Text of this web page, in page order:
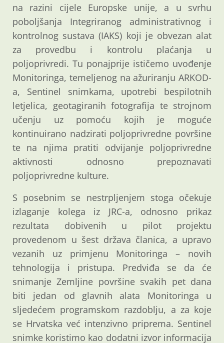
na razini cijele Europske unije, a u svrhu
poboljšanja Integriranog administrativnog i
kontrolnog sustava (IAKS) koji je obvezan alat
za provedbu i kontrolu plaćanja u
poljoprivredi. Tu ponajprije ističemo uvođenje
Monitoringa, temeljenog na ažuriranju ARKOD-
a, Sentinel snimkama, upotrebi bespilotnih
letjelica, geotagiranih fotografija te strojnom
učenju uz pomoću kojih je moguće
kontinuirano nadzirati poljoprivredne površine
te na njima pratiti odvijanje poljoprivredne
aktivnosti odnosno prepoznavati
poljoprivredne kulture.
S posebnim se nestrpljenjem stoga očekuje
izlaganje kolega iz JRC-a, odnosno prikaz
rezultata dobivenih u pilot projektu
provedenom u šest država članica, a upravo
vezanih uz primjenu Monitoringa – novih
tehnologija i pristupa. Predviđa se da će
snimanje Zemljine površine svakih pet dana
biti jedan od glavnih alata Monitoringa u
sljedećem programskom razdoblju, a za koje
se Hrvatska već intenzivno priprema. Sentinel
snimke koristimo kao dodatni izvor informacija